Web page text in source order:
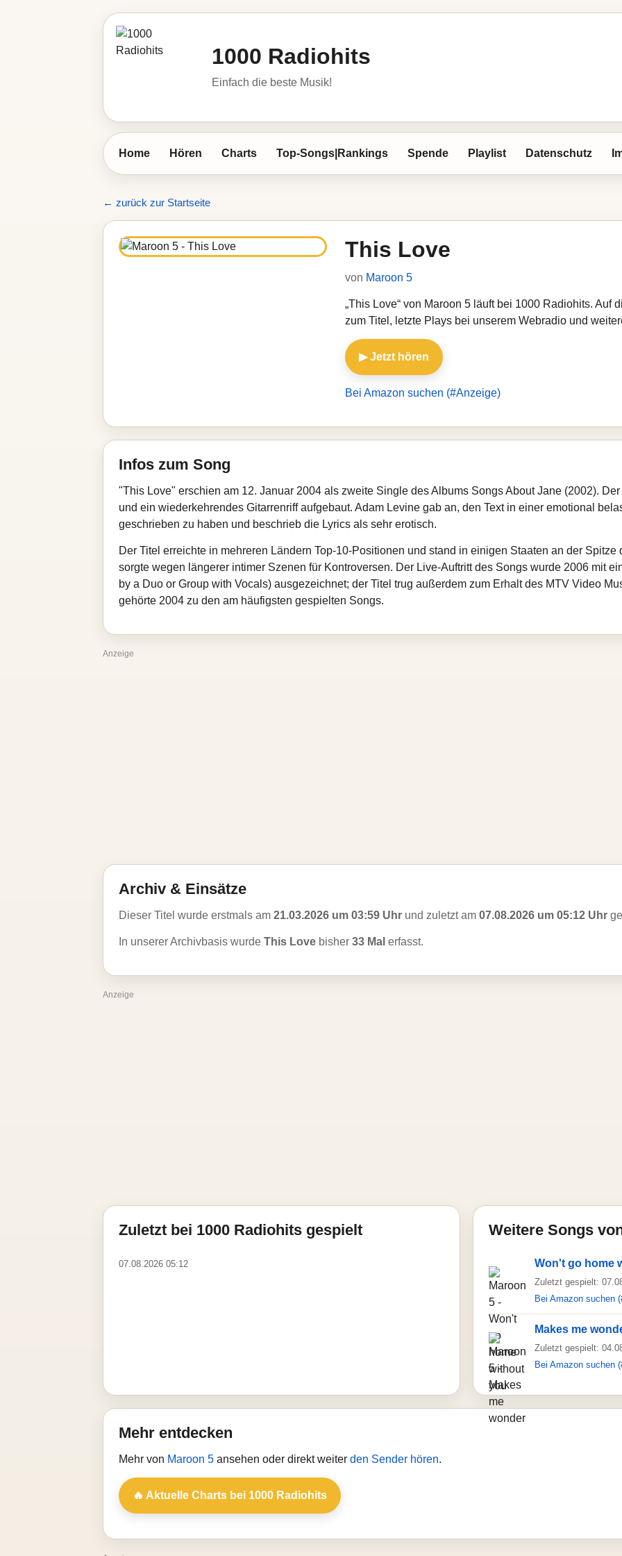
1000 Radiohits
Einfach die beste Musik!
Home Hören Charts Top-Songs|Rankings Spende Playlist Datenschutz
← zurück zur Startseite
This Love
von Maroon 5
„This Love“ von Maroon 5 läuft bei 1000 Radiohits. Auf
zum Titel, letzte Plays bei unserem Webradio und
▶ Jetzt hören
Bei Amazon suchen (#Anzeige)
Infos zum Song
"This Love" erschien am 12. Januar 2004 als zweite Single des Albums Songs About Jane (2002).
und ein wiederkehrendes Gitarrenriff aufgebaut. Adam Levine gab an, den Text in einer emotional
geschrieben zu haben und beschrieb die Lyrics als sehr erotisch.
Der Titel erreichte in mehreren Ländern Top-10-Positionen und stand in einigen Staaten an der
sorgte wegen längerer intimer Szenen für Kontroversen. Der Live-Auftritt des Songs wurde 2006 mit
by a Duo or Group with Vocals) ausgezeichnet; der Titel trug außerdem zum Erhalt des MTV Video
gehörte 2004 zu den am häufigsten gespielten Songs.
Anzeige
Archiv & Einsätze
Dieser Titel wurde erstmals am 21.03.2026 um 03:59 Uhr und zuletzt am 07.08.2026 um 05:12 Uhr
In unserer Archivbasis wurde This Love bisher 33 Mal erfasst.
Anzeige
Zuletzt bei 1000 Radiohits gespielt
07.08.2026 05:12
Weitere Songs
Won't go home
Zuletzt gespielt:
Bei Amazon suchen
Makes me
Zuletzt gespielt:
Bei Amazon suchen
Mehr entdecken
Mehr von Maroon 5 ansehen oder direkt weiter den Sender hören.
🔥 Aktuelle Charts bei 1000 Radiohits